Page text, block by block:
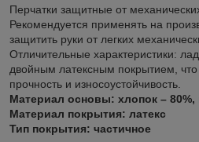
Перчатки защитные от
Рекомендуется применять на
защитить руки от легких
Отличительные характеристики:
двойным латексным покрытием,
прочность и износоустойчивость.
Материал основы: хлопок –
Материал покрытия: латекс
Тип покрытия: частичное